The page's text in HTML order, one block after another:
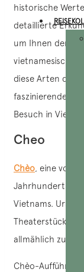
historische
detaillierte
um Ihnen den
vietnamesischen
diese Arten der
faszinierende
Besuch in
Cheo
Chèo , eine
Jahrhundert und
Vietnams.
Theaterstücken
allmählich zu
Chèo-